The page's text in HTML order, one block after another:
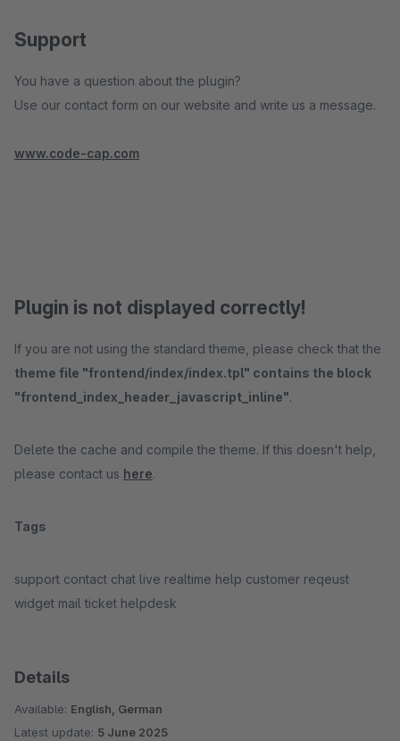
Support
You have a question about the plugin?
Use our contact form on our website and write us a message.
www.code-cap.com
Plugin is not displayed correctly!
If you are not using the standard theme, please check that the
theme file "frontend/index/index.tpl" contains the block
"frontend_index_header_javascript_inline".
Delete the cache and compile the theme. If this doesn't help,
please contact us here.
Tags
support contact chat live realtime help customer reqeust
widget mail ticket helpdesk
Details
Available: English, German
Latest update: 5 June 2025